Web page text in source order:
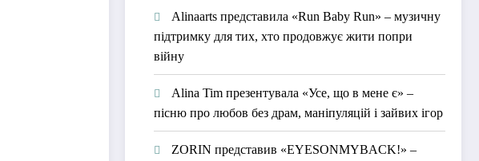
Alinaarts представила «Run Baby Run» – музичну
підтримку для тих, хто продовжує жити попри
війну
Alina Tim презентувала «Усе, що в мене є» –
пісню про любов без драм, маніпуляцій і зайвих ігор
ZORIN представив «EYESONMYBACK!» –